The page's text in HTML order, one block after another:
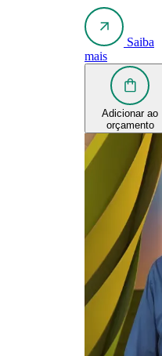
Saiba
mais
Adicionar ao
orçamento